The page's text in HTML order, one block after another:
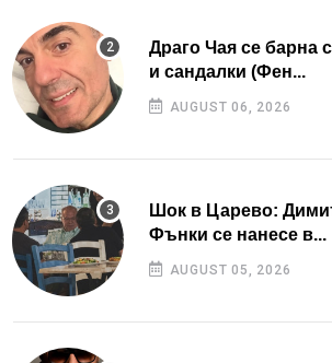
Драго Чая се барна
и сандалки (Фен...
AUGUST 06, 2026
Шок в Царево:
Фънки се нанесе в...
AUGUST 05, 2026